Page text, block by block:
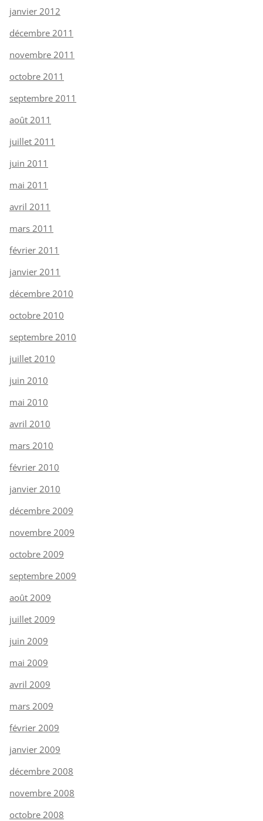
janvier 2012
décembre 2011
novembre 2011
octobre 2011
septembre 2011
août 2011
juillet 2011
juin 2011
mai 2011
avril 2011
mars 2011
février 2011
janvier 2011
décembre 2010
octobre 2010
septembre 2010
juillet 2010
juin 2010
mai 2010
avril 2010
mars 2010
février 2010
janvier 2010
décembre 2009
novembre 2009
octobre 2009
septembre 2009
août 2009
juillet 2009
juin 2009
mai 2009
avril 2009
mars 2009
février 2009
janvier 2009
décembre 2008
novembre 2008
octobre 2008